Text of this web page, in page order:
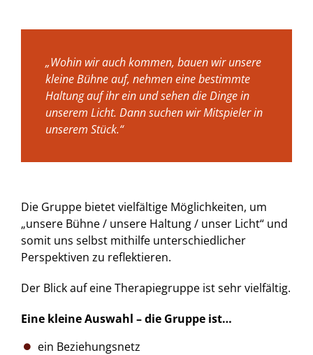
„Wohin wir auch kommen, bauen wir unsere
kleine Bühne auf, nehmen eine bestimmte
Haltung auf ihr ein und sehen die Dinge in
unserem Licht. Dann suchen wir Mitspieler in
unserem Stück.“
Die Gruppe bietet vielfältige Möglichkeiten, um
„unsere Bühne / unsere Haltung / unser Licht“ und
somit uns selbst mithilfe unterschiedlicher
Perspektiven zu reflektieren.
Der Blick auf eine Therapiegruppe ist sehr vielfältig.
Eine kleine Auswahl – die Gruppe ist…
ein Beziehungsnetz